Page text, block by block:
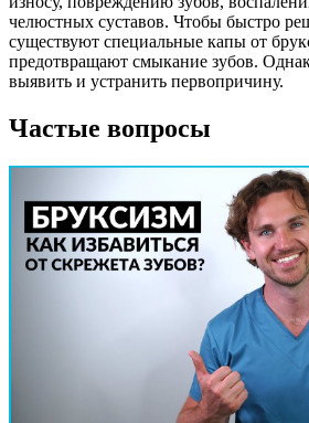
челюстных суставов. Чтобы быстро
существуют специальные капы от
предотвращают смыкание зубов.
выявить и устранить первопричину.
Частые вопросы